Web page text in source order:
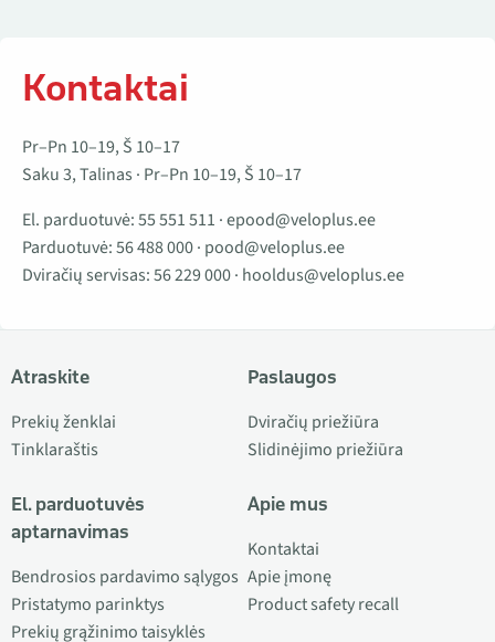
Kontaktai
Pr–Pn 10–19, Š 10–17
Saku 3, Talinas · Pr–Pn 10–19, Š 10–17
El. parduotuvė:55 551 511 ·epood@veloplus.ee
Parduotuvė:56 488 000· pood@veloplus.ee
Dviračių servisas:56 229 000· hooldus@veloplus.ee
Atraskite
Prekių ženklai
Tinklaraštis
El. parduotuvės
aptarnavimas
Bendrosios pardavimo sąlygos
Pristatymo parinktys
Prekių grąžinimo taisyklės
Paslaugos
Dviračių priežiūra
Slidinėjimo priežiūra
Apie mus
Kontaktai
Apie įmonę
Product safety recall